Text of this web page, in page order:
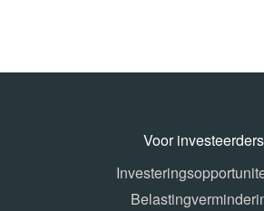
Voor investeerders